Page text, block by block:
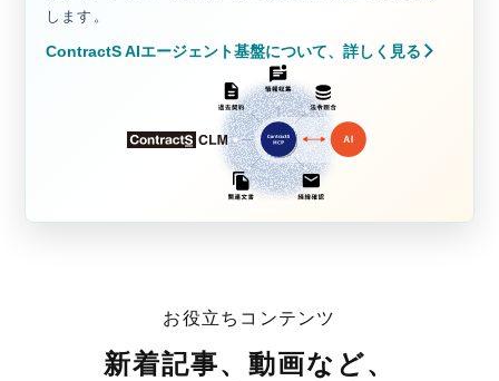
します。
ContractS AIエージェント基盤について、詳しく見る
お役立ちコンテンツ
新着記事、動画など、